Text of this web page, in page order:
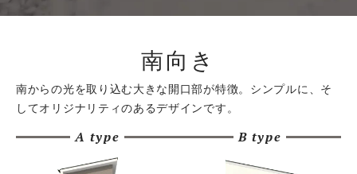
南向き
南からの光を取り込む大きな開口部が特徴。 シンプルに、そ
してオリジナリティのあるデザインです。
A type B type